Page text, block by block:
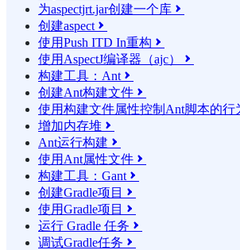
为aspectjrt.jar创建一个库 
创建aspect 
使用Push ITD In重构 
使用AspectJ编译器（ajc） 
构建工具：Ant 
创建Ant构建文件 
使用构建文件属性控制Ant脚本的行
增加内存堆 
Ant运行构建 
使用Ant属性文件 
构建工具：Gant 
创建Gradle项目 
使用Gradle项目 
运行 Gradle 任务 
调试Gradle任务 